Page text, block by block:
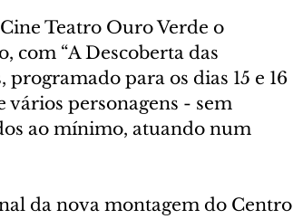
Teatro Ouro Verde o
com “A Descoberta das
programado para os dias 15 e 16
vários personagens - sem
ao mínimo, atuando num
da nova montagem do Centro